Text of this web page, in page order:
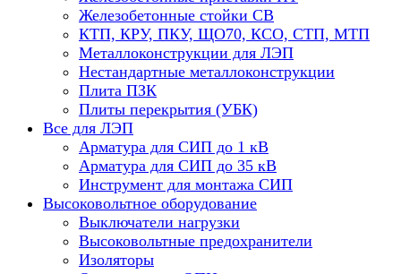
Железобетонные стойки СВ
КТП, КРУ, ПКУ, ЩО70, КСО, СТП, МТП
Металлоконструкции для ЛЭП
Нестандартные металлоконструкции
Плита ПЗК
Плиты перекрытия (УБК)
Все для ЛЭП
Арматура для СИП до 1 кВ
Арматура для СИП до 35 кВ
Инструмент для монтажа СИП
Высоковольтное оборудование
Выключатели нагрузки
Высоковольтные предохранители
Изоляторы